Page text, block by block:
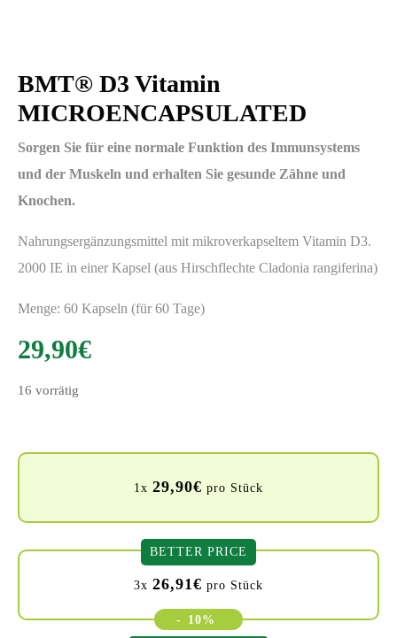
BMT® D3 Vitamin
MICROENCAPSULATED
Sorgen Sie für eine normale Funktion des Immunsystems
und der Muskeln und erhalten Sie gesunde Zähne und
Knochen.
Nahrungsergänzungsmittel mit mikroverkapseltem Vitamin D3.
2000 IE in einer Kapsel (aus Hirschflechte Cladonia rangiferina)
Menge: 60 Kapseln (für 60 Tage)
29,90€
16 vorrätig
1x 29,90€ pro Stück
3x 26,91 € pro Stück
- 10%
BETTER PRICE